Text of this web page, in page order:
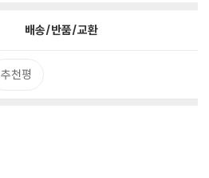
배송/반품/교환
추천평